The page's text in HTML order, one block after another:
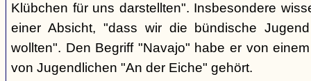
Klübchen für uns darstellten". Insbesondere
einer Absicht, "dass wir die bündische
wollten". Den Begriff "Navajo" habe er von
von Jugendlichen "An der Eiche" gehört.